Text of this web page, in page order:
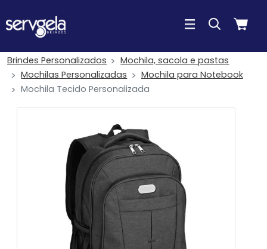
Brindes Personalizados
Mochila, sacola e pastas
Mochilas Personalizadas
Mochila para Notebook
Mochila Tecido Personalizada